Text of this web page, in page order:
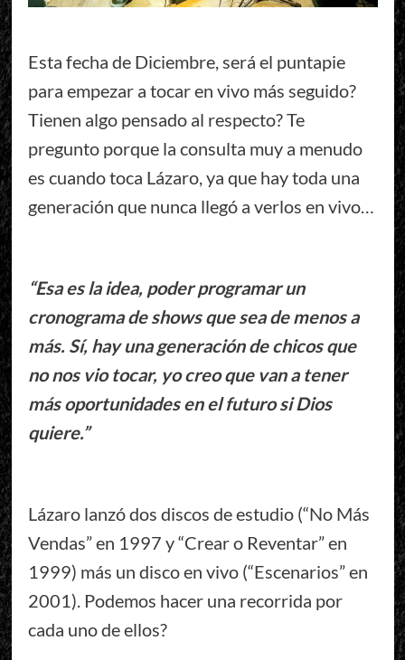
Esta fecha de Diciembre, será el puntapie
para empezar a tocar en vivo más seguido?
Tienen algo pensado al respecto? Te
pregunto porque la consulta muy a menudo
es cuando toca Lázaro, ya que hay toda una
generación que nunca llegó a verlos en vivo…
“Esa es la idea, poder programar un
cronograma de shows que sea de menos a
más. Sí, hay una generación de chicos que
no nos vio tocar, yo creo que van a tener
más oportunidades en el futuro si Dios
quiere.”
Lázaro lanzó dos discos de estudio (“No Más
Vendas” en 1997 y “Crear o Reventar” en
1999) más un disco en vivo (“Escenarios” en
2001). Podemos hacer una recorrida por
cada uno de ellos?